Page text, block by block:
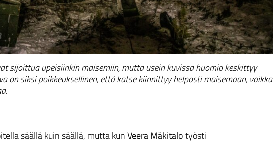
sijoittua upeisiinkin maisemiin, mutta usein kuvissa huomio keskittyy
on siksi poikkeuksellinen, että katse kiinnittyy helposti maisemaan, vaikka
säällä kuin säällä, mutta kunVeera Mäkitalotyösti